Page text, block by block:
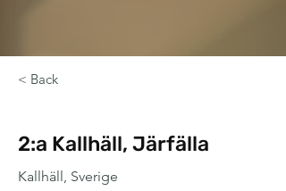
< Back
2:a Kallhäll, Järfälla
Kallhäll, Sverige